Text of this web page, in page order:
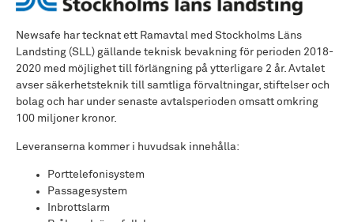
Newsafe har tecknat ett Ramavtal med Stockholms Läns
Landsting (SLL) gällande teknisk bevakning för perioden 2018-
2020 med möjlighet till förlängning på ytterligare 2 år. Avtalet
avser säkerhetsteknik till samtliga förvaltningar, stiftelser och
bolag och har under senaste avtalsperioden omsatt omkring
100 miljoner kronor.
Leveranserna kommer i huvudsak innehålla:
Porttelefonisystem
Passagesystem
Inbrottslarm